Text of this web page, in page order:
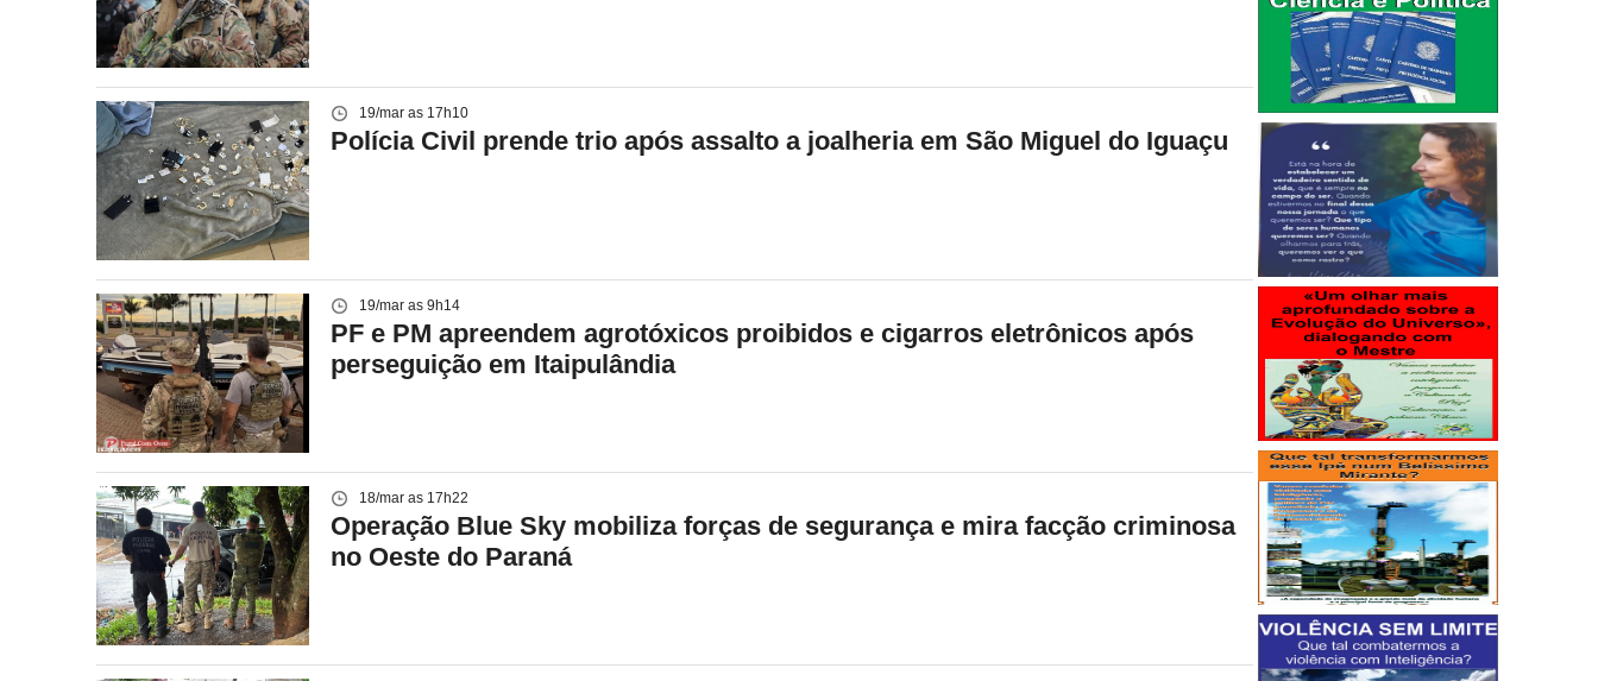
19/mar as 17h10
Polícia Civil prende trio após assalto a joalheria em São Miguel do Iguaçu
19/mar as 9h14
PF e PM apreendem agrotóxicos proibidos e cigarros eletrônicos após
perseguição em Itaipulândia
18/mar as 17h22
Operação Blue Sky mobiliza forças de segurança e mira facção criminosa
no Oeste do Paraná